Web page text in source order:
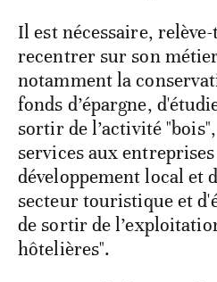
Il est nécessaire, relève-
recentrer sur son
notamment la
fonds d’épargne,
sortir de l’activité
services aux
développement local et
secteur touristique et
de sortir de
hôtelières".